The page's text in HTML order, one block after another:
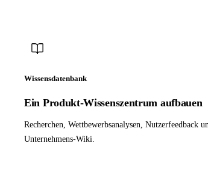
Wissensdatenbank
Ein Produkt-Wissenszentrum aufbauen
Recherchen, Wettbewerbsanalysen, Nutzerfeedback
Unternehmens-Wiki.